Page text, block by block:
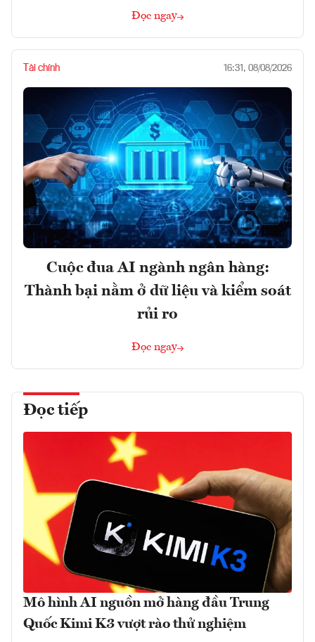
Đọc ngay
Tài chính 16:31, 08/08/2026
Cuộc đua AI ngành ngân hàng:
Thành bại nằm ở dữ liệu và kiểm soát
rủi ro
Đọc ngay
Đọc tiếp
Mô hình AI nguồn mở hàng đầu Trung
Quốc Kimi K3 vượt rào thử nghiệm